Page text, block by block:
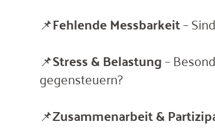
📌Fehlende Messbarkeit–
📌Stress & Belastung–
gegensteuern?
📌Zusammenarbeit &